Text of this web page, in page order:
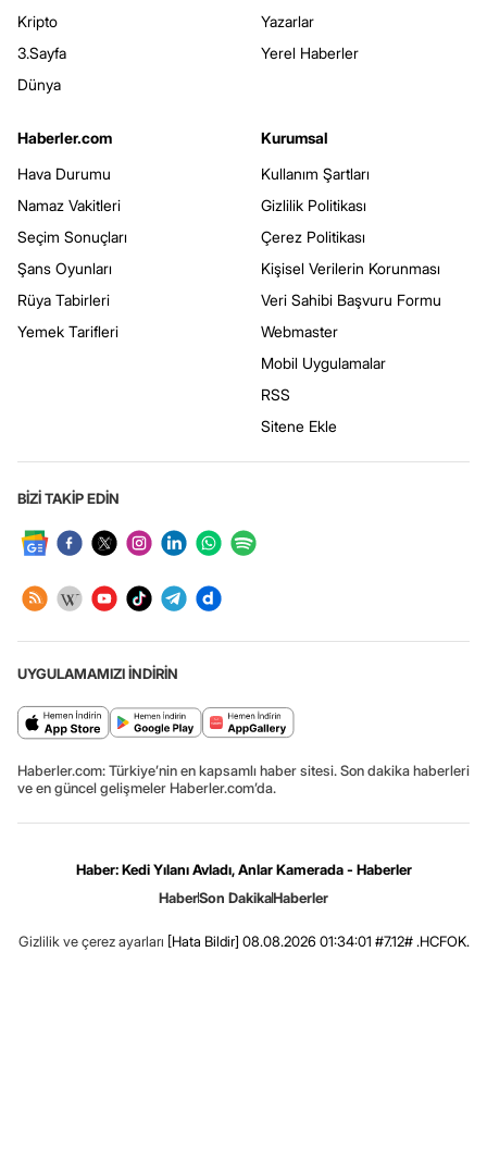
Kripto
3.Sayfa
Dünya
Yazarlar
Yerel Haberler
Haberler.com
Hava Durumu
Namaz Vakitleri
Seçim Sonuçları
Şans Oyunları
Rüya Tabirleri
Yemek Tarifleri
Kurumsal
Kullanım Şartları
Gizlilik Politikası
Çerez Politikası
Kişisel Verilerin Korunması
Veri Sahibi Başvuru Formu
Webmaster
Mobil Uygulamalar
RSS
Sitene Ekle
BİZİ TAKİP EDİN
UYGULAMAMIZI İNDİRİN
Haberler.com: Türkiye’nin en kapsamlı haber sitesi. Son dakika haberleri
ve en güncel gelişmeler Haberler.com’da.
Haber: Kedi Yılanı Avladı, Anlar Kamerada - Haberler
HaberSon DakikaHaberler
Gizlilik ve çerez ayarları [Hata Bildir] 08.08.2026 01:34:01 #7.12# .HCFOK.